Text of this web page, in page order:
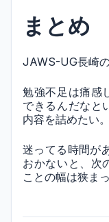
まとめ
JAWS-UG長崎
勉強不足は痛感
できるんだなと
内容を詰めたい。
迷ってる時間が
おかないと、次
ことの幅は狭ま